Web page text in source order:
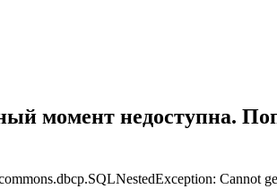
момент недоступна.
Cannot